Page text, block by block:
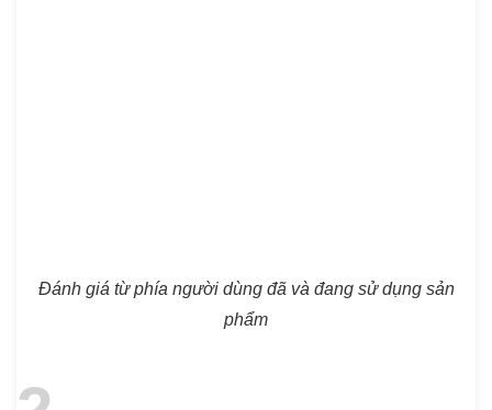
Đánh giá từ phía người dùng đã và đang sử dụng sản
phẩm